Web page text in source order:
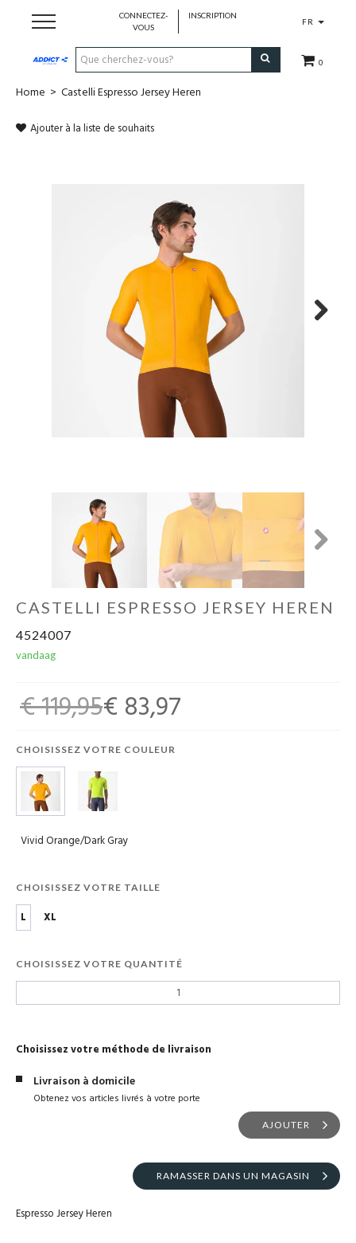
FR
0
CONNECTEZ-
VOUS
INSCRIPTION
Cadeaubon
Home > Castelli Espresso Jersey Heren
Ajouter à la liste de souhaits
CASTELLI ESPRESSO JERSEY HEREN
4524007
vandaag
€ 119,95€ 83,97
CHOISISSEZ VOTRE COULEUR
Vivid Orange/Dark Gray
CHOISISSEZ VOTRE TAILLE
L XL
CHOISISSEZ VOTRE QUANTITÉ
Choisissez votre méthode de livraison
Livraison à domicile
Obtenez vos articles livrés à votre porte
AJOUTER
RAMASSER DANS UN MAGASIN
Espresso Jersey Heren